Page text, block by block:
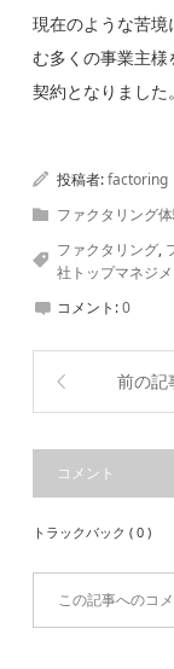
現在のような苦
む多くの事業主
契約となりました。
投稿者:factoring
ファクタリング
ファクタリング,
社トップマネジメ
コメント:0
前の記
コメント
トラックバック ( 0 )
この記事へのコ